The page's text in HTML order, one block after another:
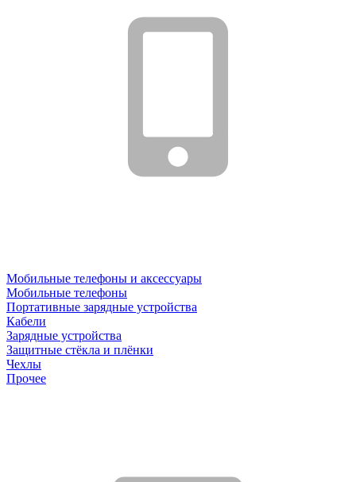
Мобильные телефоны и аксессуары
Мобильные телефоны
Портативные зарядные устройства
Кабели
Зарядные устройства
Защитные стёкла и плёнки
Чехлы
Прочее